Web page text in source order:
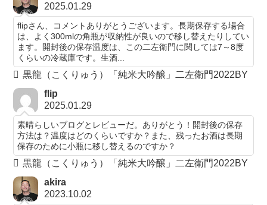
2025.01.29
flipさん、コメントありがとうございます。長期保存する場合
は、よく300mlの角瓶が収納性が良いので移し替えたりしてい
ます。開封後の保存温度は、この二左衛門に関しては7～8度
くらいの冷蔵庫です。生酒...
黒龍（こくりゅう）「純米大吟醸」二左衛門2022BY
flip
2025.01.29
素晴らしいブログとレビューだ。ありがとう！開封後の保存
方法は？温度はどのくらいですか？また、残ったお酒は長期
保存のために小瓶に移し替えるのですか？
黒龍（こくりゅう）「純米大吟醸」二左衛門2022BY
akira
2023.10.02